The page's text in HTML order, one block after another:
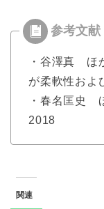
・谷澤真 ほ
が柔軟性お
・春名匡史
2018
関連